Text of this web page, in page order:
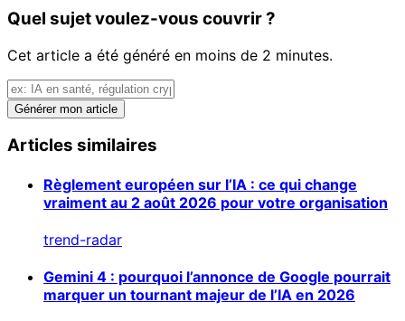
Quel sujet voulez-vous couvrir ?
Cet article a été généré en moins de 2 minutes.
Générer mon article
Articles similaires
Règlement européen sur l’IA : ce qui change
vraiment au 2 août 2026 pour votre organisation
trend-radar
Gemini 4 : pourquoi l’annonce de Google pourrait
marquer un tournant majeur de l’IA en 2026